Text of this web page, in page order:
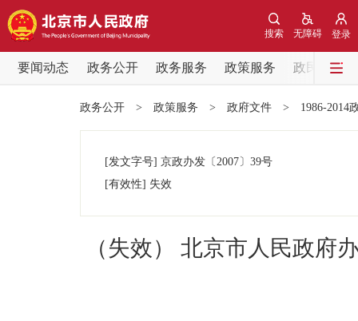
登录
无障碍
搜索
要闻动态 政务公开 政务服务 政策服务
政民互动
党中央精神
政务公开
政务公开 > 政策服务 > 政府文件 > 1986-2014
[发文字号] 京政办发 〔2007〕 39号
[有效性] 失效
（失效） 北京市人民政府